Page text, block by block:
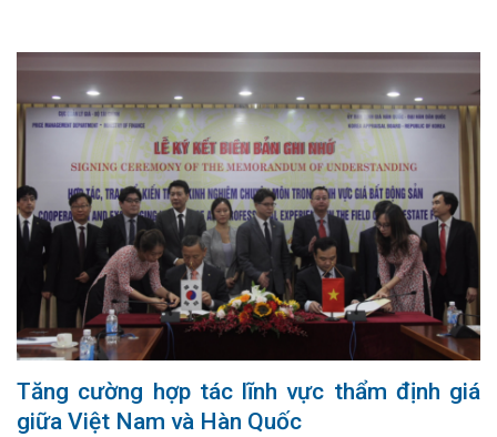
Tăng cường hợp tác lĩnh vực thẩm định giá
giữa Việt Nam và Hàn Quốc